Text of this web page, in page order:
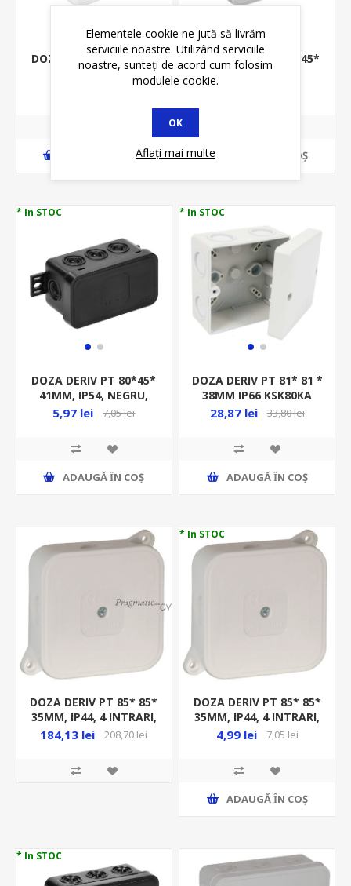
DOZA DERIV PT 80*45*
41MM, IP54, ALB
ADAUGĂ ȊN COŞ
DOZA DERIV PT 80*45*
41MM, IP54, GRI
ADAUGĂ ȊN COŞ
* In STOC
DOZA DERIV PT 80*45*
41MM, IP54, NEGRU,
5,97 lei 7,05 lei
ADAUGĂ ȊN COŞ
* In STOC
DOZA DERIV PT 81* 81 *
38MM IP66 KSK80KA
28,87 lei 33,80 lei
ADAUGĂ ȊN COŞ
DOZA DERIV PT 85* 85*
35MM, IP44, 4 INTRARI,
GRI, (60BUC/SET)
184,13 lei 208,70 lei
* In STOC
DOZA DERIV PT 85* 85*
35MM, IP44, 4 INTRARI,
GRI, LA BUCATA
4,99 lei 7,05 lei
ADAUGĂ ȊN COŞ
* In STOC
Elementele cookie ne jută să livrăm
serviciile noastre. Utilizând serviciile
noastre, sunteți de acord cum folosim
modulele cookie.
OK
Aflați mai multe